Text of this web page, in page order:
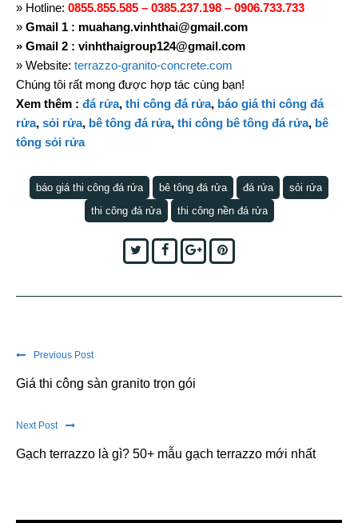
» Hotline: 0855.855.585 – 0385.237.198 – 0906.733.733
» Gmail 1 : muahang.vinhthai@gmail.com
» Gmail 2 : vinhthaigroup124@gmail.com
» Website: terrazzo-granito-concrete.com
Chúng tôi rất mong được hợp tác cùng bạn!
Xem thêm : đá rửa, thi công đá rửa, báo giá thi công đá
rửa, sỏi rửa, bê tông đá rửa, thi công bê tông đá rửa, bê
tông sỏi rửa
báo giá thi công đá rửa bê tông đá rửa đá rửa
sỏi rửa
thi công đá rửa
thi công nền đá rửa
TwitterFacebookGoogle+Pinterest
Previous Post
Giá thi công sàn granito trọn gói
Next Post
Gạch terrazzo là gì? 50+ mẫu gạch terrazzo mới nhất